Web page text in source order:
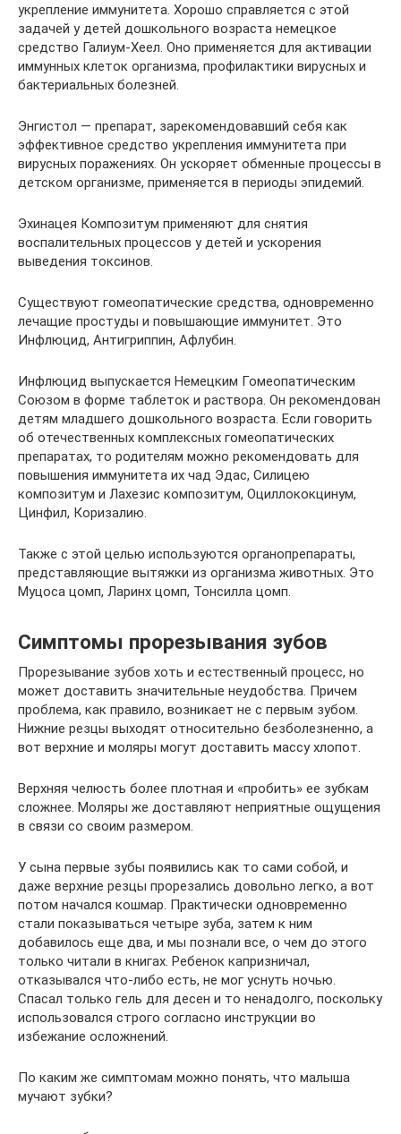
укрепление иммунитета. Хорошо справляется с этой
задачей у детей дошкольного возраста немецкое
средство Галиум-Хеел. Оно применяется для активации
иммунных клеток организма, профилактики вирусных и
бактериальных болезней.
Энгистол — препарат, зарекомендовавший себя как
эффективное средство укрепления иммунитета при
вирусных поражениях. Он ускоряет обменные процессы в
детском организме, применяется в периоды эпидемий.
Эхинацея Композитум применяют для снятия
воспалительных процессов у детей и ускорения
выведения токсинов.
Существуют гомеопатические средства, одновременно
лечащие простуды и повышающие иммунитет. Это
Инфлюцид, Антигриппин, Афлубин.
Инфлюцид выпускается Немецким Гомеопатическим
Союзом в форме таблеток и раствора. Он рекомендован
детям младшего дошкольного возраста. Если говорить
об отечественных комплексных гомеопатических
препаратах, то родителям можно рекомендовать для
повышения иммунитета их чад Эдас, Силицею
композитум и Лахезис композитум, Оциллококцинум,
Цинфил, Коризалию.
Также с этой целью используются органопрепараты,
представляющие вытяжки из организма животных. Это
Муцоса цомп, Ларинх цомп, Тонсилла цомп.
Симптомы прорезывания зубов
Прорезывание зубов хоть и естественный процесс, но
может доставить значительные неудобства. Причем
проблема, как правило, возникает не с первым зубом.
Нижние резцы выходят относительно безболезненно, а
вот верхние и моляры могут доставить массу хлопот.
Верхняя челюсть более плотная и «пробить» ее зубкам
сложнее. Моляры же доставляют неприятные ощущения
в связи со своим размером.
У сына первые зубы появились как то сами собой, и
даже верхние резцы прорезались довольно легко, а вот
потом начался кошмар. Практически одновременно
стали показываться четыре зуба, затем к ним
добавилось еще два, и мы познали все, о чем до этого
только читали в книгах. Ребенок капризничал,
отказывался что-либо есть, не мог уснуть ночью.
Спасал только гель для десен и то ненадолго, поскольку
использовался строго согласно инструкции во
избежание осложнений.
По каким же симптомам можно понять, что малыша
мучают зубки?